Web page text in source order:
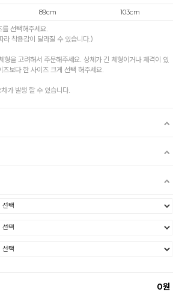
89cm
103cm
선택해주세요.
라 착용감이 달라질 수 있습니다.)
형을 고려해서 주문해주세요. 상체가 긴 체형이거나 체격이 있
보다 한 사이즈 크게 선택 해주세요.
가 발생 할 수 있습니다.
0